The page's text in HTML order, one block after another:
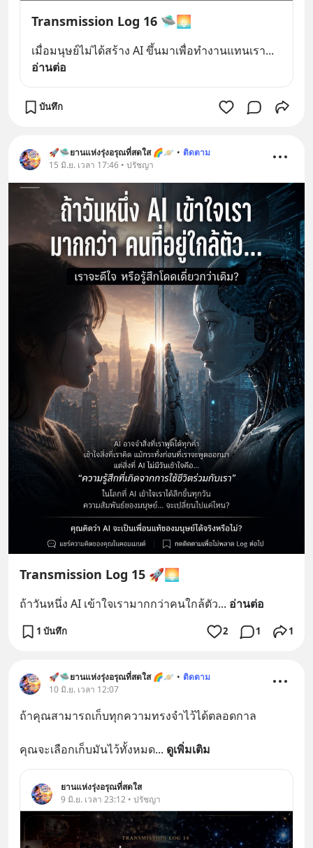
Transmission Log 16 🛸🌅
เมื่อมนุษย์ไม่ได้สร้าง AI ขึ้นมาเพื่อทำงานแทนเรา
อ่านต่อ
บันทึก
🚀🛸ยานแห่งรุ่งอรุณที่สดใส 🌈🪐 • ติดตาม
15 มิ.ย. เวลา 17:46 • ปรัชญา
Transmission Log 15 🚀🌅
ถ้าวันหนึ่ง AI เข้าใจเรามากกว่าคนใกล้ตัว... อ่านต่อ
1 บันทึก 2 1 1
🚀🛸ยานแห่งรุ่งอรุณที่สดใส 🌈🪐 • ติดตาม
10 มิ.ย. เวลา 12:07
ถ้าคุณสามารถเก็บทุกความทรงจำไว้ได้ตลอดกาล
คุณจะเลือกเก็บมันไว้ทั้งหมด... ดูเพิ่มเติม
ยานแห่งรุ่งอรุณที่สดใส
9 มิ.ย. เวลา 23:12 • ปรัชญา